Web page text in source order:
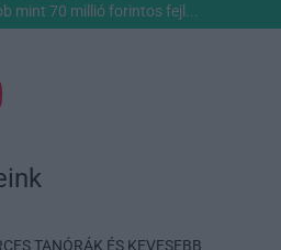
mint 70 millió forintos fejl...
TANÓRÁK ÉS KEVESEBB